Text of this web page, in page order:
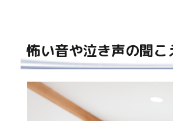
怖い音や泣き声の聞